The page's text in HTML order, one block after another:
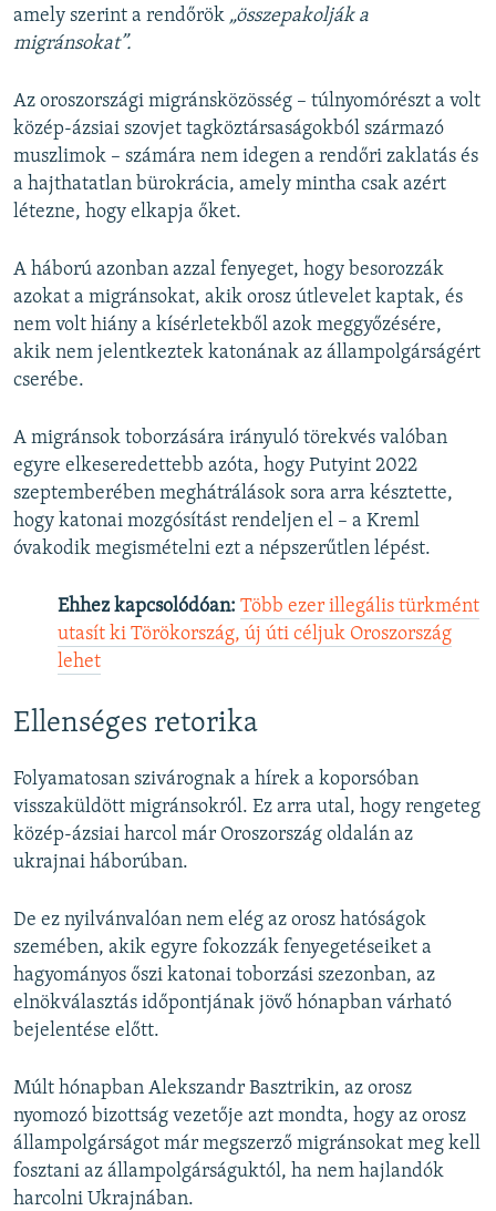
amely szerint a rendőrök „összepakolják a
migránsokat”.
Az oroszországi migránsközösség – túlnyomórészt a volt
közép-ázsiai szovjet tagköztársaságokból származó
muszlimok – számára nem idegen a rendőri zaklatás és
a hajthatatlan bürokrácia, amely mintha csak azért
létezne, hogy elkapja őket.
A háború azonban azzal fenyeget, hogy besorozzák
azokat a migránsokat, akik orosz útlevelet kaptak, és
nem volt hiány a kísérletekből azok meggyőzésére,
akik nem jelentkeztek katonának az állampolgárságért
cserébe.
A migránsok toborzására irányuló törekvés valóban
egyre elkeseredettebb azóta, hogy Putyint 2022
szeptemberében meghátrálások sora arra késztette,
hogy katonai mozgósítást rendeljen el – a Kreml
óvakodik megismételni ezt a népszerűtlen lépést.
Ehhez kapcsolódóan: Több ezer illegális türkmént
utasít ki Törökország, új úti céljuk Oroszország
lehet
Ellenséges retorika
Folyamatosan szivárognak a hírek a koporsóban
visszaküldött migránsokról. Ez arra utal, hogy rengeteg
közép-ázsiai harcol már Oroszország oldalán az
ukrajnai háborúban.
De ez nyilvánvalóan nem elég az orosz hatóságok
szemében, akik egyre fokozzák fenyegetéseiket a
hagyományos őszi katonai toborzási szezonban, az
elnökválasztás időpontjának jövő hónapban várható
bejelentése előtt.
Múlt hónapban Alekszandr Basztrikin, az orosz
nyomozó bizottság vezetője azt mondta, hogy az orosz
állampolgárságot már megszerző migránsokat meg kell
fosztani az állampolgárságuktól, ha nem hajlandók
harcolni Ukrajnában.